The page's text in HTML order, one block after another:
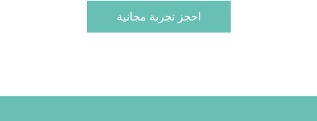
احجز تجربة مجانية